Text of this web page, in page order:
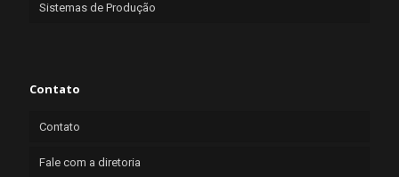
Sistemas de Produção
Contato
Contato
Fale com a diretoria